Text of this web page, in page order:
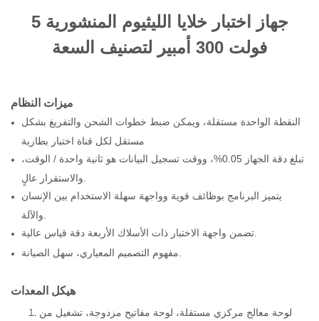
جهاز اختبار خلايا الليثيوم المنشورية 5
فولت 300 أمبير لتصنيف السعة
ميزات النظام
النقطة الواحدة مستقلة، ويمكن ضبط خطوات الشحن والتفريغ بشكل
مستقل لكل قناة اختبار بطارية
تبلغ دقة الجهاز 0.05%، ووقت تسجيل البيانات هو ثانية واحدة / الوقت،
يتميز البرنامج بوظائف قوية وواجهة سهلة الاستخدام بين الإنسان
تضمن واجهة الاختبار ذات الأسلاك الأربعة دقة قياس عالية.
مفهوم التصميم المعياري، سهل الصيانة.
هيكل المعدات
لوحة معالج مركزي مستقلة، لوحة مفاتيح مزدوجة، تشغيل من